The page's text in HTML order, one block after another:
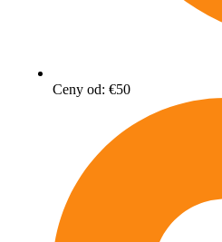
Ceny od: €50